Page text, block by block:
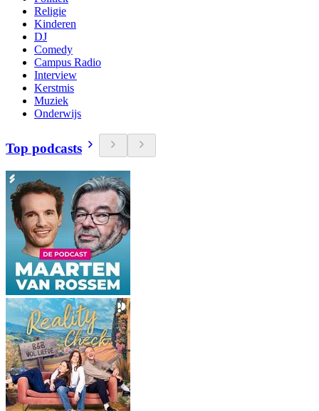
Religie
Kinderen
DJ
Comedy
Campus Radio
Interview
Kerstmis
Muziek
Onderwijs
Top podcasts